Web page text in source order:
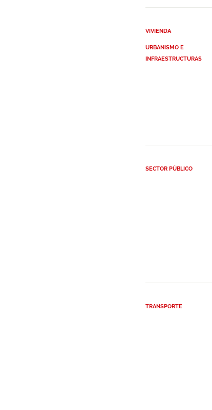
VIVIENDA
URBANISMO E
INFRAESTRUCTURAS
SECTOR PÚBLICO
TRANSPORTE